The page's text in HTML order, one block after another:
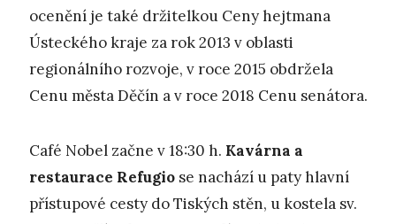
ocenění je také držitelkou Ceny hejtmana
Ústeckého kraje za rok 2013 v oblasti
regionálního rozvoje, v roce 2015 obdržela
Cenu města Děčín a v roce 2018 Cenu senátora.
Café Nobel začne v 18:30 h. Kavárna a
restaurace Refugio se nachází u paty hlavní
přístupové cesty do Tiských stěn, u kostela sv.